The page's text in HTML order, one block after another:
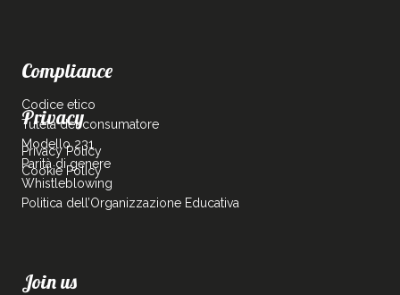
Compliance
Codice etico
Tutela del consumatore
Modello 231
Parità di genere
Whistleblowing
Politica dell’Organizzazione Educativa
Privacy
Privacy Policy
Cookie Policy
Join us